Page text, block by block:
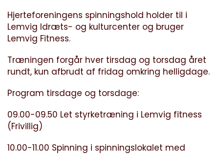
Hjerteforeningens spinningshold holder til i
Lemvig Idræts- og kulturcenter og bruger
Lemvig Fitness.
Træningen forgår hver tirsdag og torsdag året
rundt, kun afbrudt af fridag omkring helligdage.
Program tirsdage og torsdage:
09.00-09.50 Let styrketræning i Lemvig fitness
(Frivillig)
10.00-11.00 Spinning i spinningslokalet med